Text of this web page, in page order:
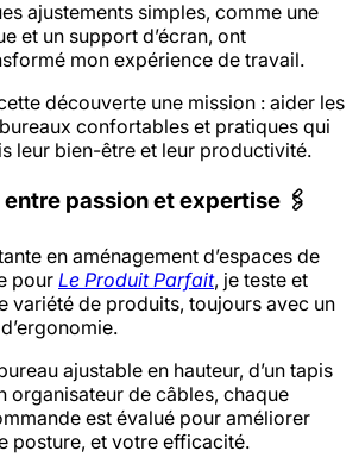
ajustements simples, comme une
et un support d’écran, ont
mon expérience de travail.
découverte une mission : aider les
confortables et pratiques qui
leur bien-être et leur productivité.
passion et expertise 🖇️
en aménagement d’espaces de
pour Le Produit Parfait, je teste et
variété de produits, toujours avec un
bureau ajustable en hauteur, d’un tapis
organisateur de câbles, chaque
est évalué pour améliorer
posture, et votre efficacité.